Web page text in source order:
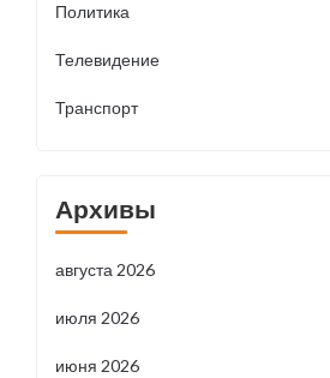
Политика
Телевидение
Транспорт
Архивы
августа 2026
июля 2026
июня 2026